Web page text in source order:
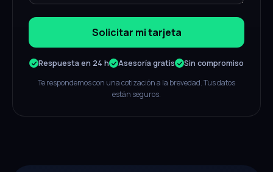
Solicitar mi tarjeta
Respuesta en 24 h Asesoría gratis
Sin compromiso
Te respondemos con una cotización a la brevedad. Tus datos
están seguros.